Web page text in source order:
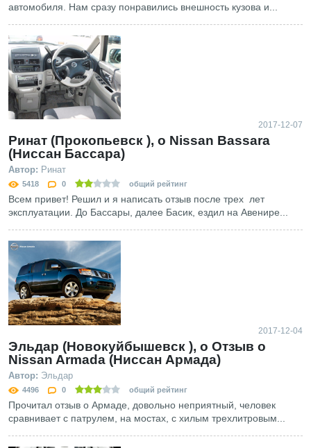
автомобиля. Нам сразу понравились внешность кузова и...
2017-12-07
Ринат (Прокопьевск ), о Nissan Bassara
(Ниссан Бассара)
Автор: Ринат
5418 0 общий рейтинг
Всем привет! Решил и я написать отзыв после трех лет
эксплуатации. До Бассары, далее Басик, ездил на Авенире...
2017-12-04
Эльдар (Новокуйбышевск ), о Отзыв о
Nissan Armada (Ниссан Армада)
Автор: Эльдар
4496 0 общий рейтинг
Прочитал отзыв о Армаде, довольно неприятный, человек
сравнивает с патрулем, на мостах, с хилым трехлитровым...